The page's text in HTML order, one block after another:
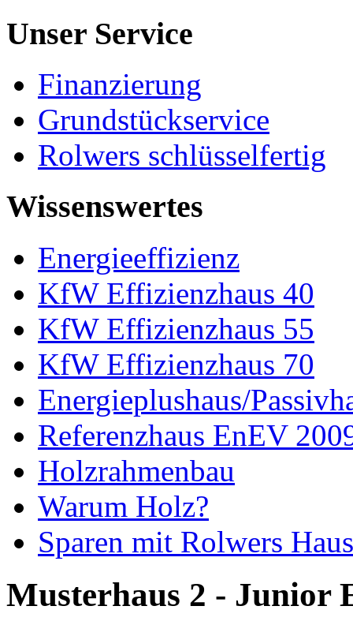
Unser Service
Finanzierung
Grundstückservice
Rolwers schlüsselfertig
Wissenswertes
Energieeffizienz
KfW Effizienzhaus 40
KfW Effizienzhaus 55
KfW Effizienzhaus 70
Energieplushaus/
Referenzhaus EnEV
Holzrahmenbau
Warum Holz?
Sparen mit Rolwers Haus
Musterhaus 2 - Junior